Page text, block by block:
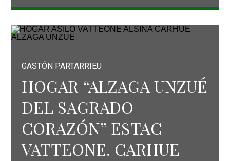
GASTÓN PARTARRIEU
HOGAR “ALZAGA UNZUÉ
DEL SAGRADO
CORAZÓN” ESTAC
VATTEONE. CARHUE